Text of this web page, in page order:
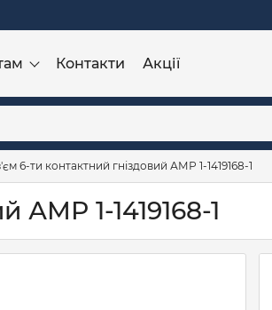
Контакти Акції
6-ти контактний гніздовий АМР 1-1419168-1
АМР 1-1419168-1